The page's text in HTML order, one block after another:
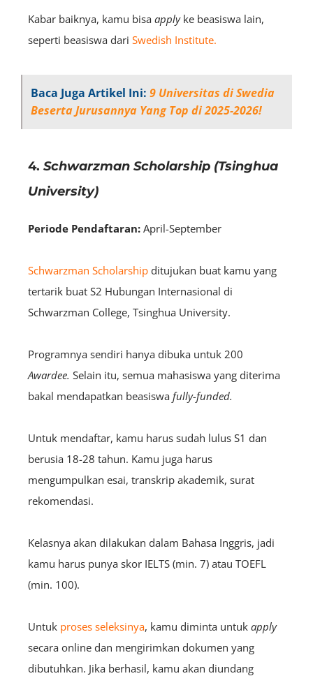
Kabar baiknya, kamu bisa apply ke beasiswa lain,
seperti beasiswa dari Swedish Institute.
Baca Juga Artikel Ini: 9 Universitas di Swedia
Beserta Jurusannya Yang Top di 2025-2026!
4. Schwarzman Scholarship (Tsinghua
University)
Periode Pendaftaran: April-September
Schwarzman Scholarship ditujukan buat kamu yang
tertarik buat S2 Hubungan Internasional di
Schwarzman College, Tsinghua University.
Programnya sendiri hanya dibuka untuk 200
Awardee. Selain itu, semua mahasiswa yang diterima
bakal mendapatkan beasiswa fully-funded.
Untuk mendaftar, kamu harus sudah lulus S1 dan
berusia 18-28 tahun. Kamu juga harus
mengumpulkan esai, transkrip akademik, surat
rekomendasi.
Kelasnya akan dilakukan dalam Bahasa Inggris, jadi
kamu harus punya skor IELTS (min. 7) atau TOEFL
(min. 100).
Untuk proses seleksinya, kamu diminta untuk apply
secara online dan mengirimkan dokumen yang
dibutuhkan. Jika berhasil, kamu akan diundang